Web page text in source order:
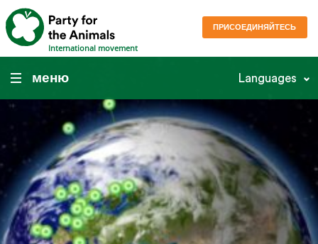
International movement
ПРИСОЕДИНЯЙТЕСЬ
меню Languages